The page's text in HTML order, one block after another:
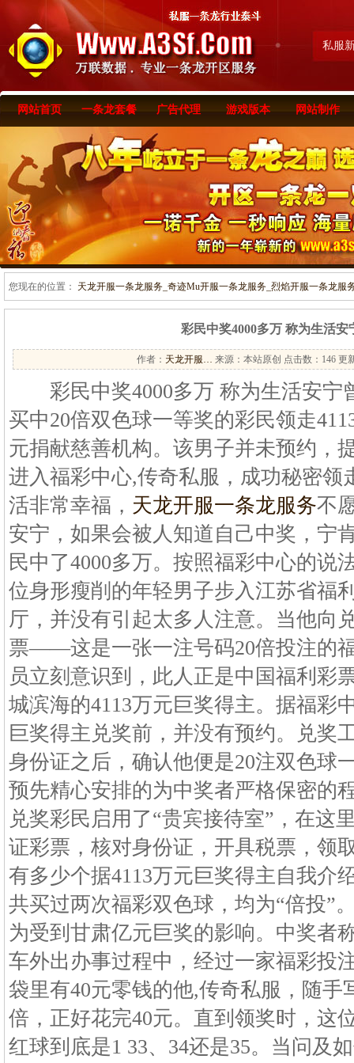
私服
网站首页 一条龙套餐 广告代理 游戏版本 网站制作
您现在的位置： 天龙开服一条龙服务_奇迹Mu开服一条龙服务_烈焰开服一条龙服
彩民中奖4000多万 称为生活安
作者： 天龙开服… 来源：本站原创 点击数： 146 更
彩民中奖4000多万 称为生活安宁
买中20倍双色球一等奖的彩民领走
元捐献慈善机构。该男子并未预约，
进入福彩中心,传奇私服，成功秘密领
活非常幸福， 天龙开服一条龙服务不
安宁，如果会被人知道自己中奖，宁
民中了4000多万。按照福彩中心的说
位身形瘦削的年轻男子步入江苏省福
厅，并没有引起太多人注意。当他向
票——这是一张一注号码20倍投注的
员立刻意识到，此人正是中国福利彩
城滨海的4113万元巨奖得主。据福彩
巨奖得主兑奖前，并没有预约。兑奖
身份证之后，确认他便是20注双色球
预先精心安排的为中奖者严格保密的
兑奖彩民启用了“贵宾接待室”，在这
证彩票，核对身份证，开具税票，领
有多少个据4113万元巨奖得主自我介
共买过两次福彩双色球，均为“倍投”
为受到甘肃亿元巨奖的影响。中奖者
车外出办事过程中，经过一家福彩投
袋里有40元零钱的他,传奇私服，随手
倍，正好花完40元。直到领奖时，这
红球到底是1 33、34还是35。当问及